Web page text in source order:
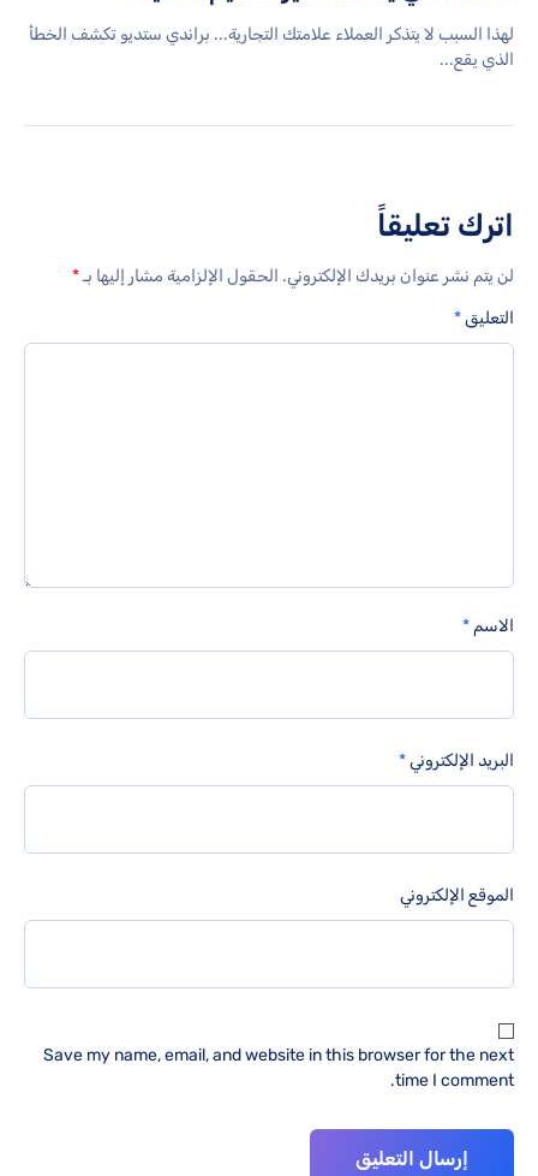
لهذا السبب لا يتذكر العملاء علامتك التجارية... براندي ستديو تكشف الخطأ
الذي يقع...
اترك تعليقاً
لن يتم نشر عنوان بريدك الإلكتروني. الحقول الإلزامية مشار إليها بـ*
التعليق*
الاسم *
البريد الإلكتروني*
الموقع الإلكتروني
Save my name, email, and website in this browser for the next
time I comment.